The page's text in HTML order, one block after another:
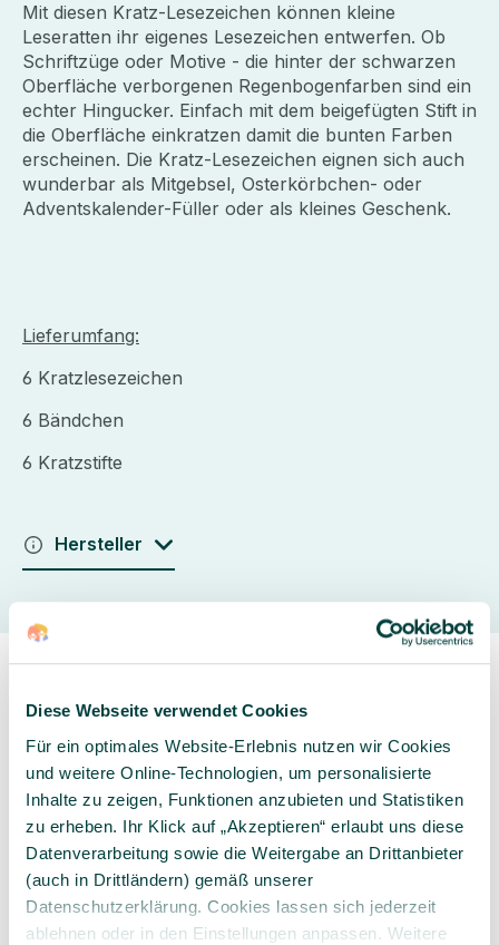
Diese Webseite verwendet Cookies
Für ein optimales Website-Erlebnis nutzen wir Cookies
und weitere Online-Technologien, um personalisierte
Inhalte zu zeigen, Funktionen anzubieten und Statistiken
zu erheben. Ihr Klick auf „Akzeptieren“ erlaubt uns diese
Datenverarbeitung sowie die Weitergabe an Drittanbieter
(auch in Drittländern) gemäß unserer
Datenschutzerklärung. Cookies lassen sich jederzeit
ablehnen oder in den Einstellungen anpassen. Weitere
Mit diesen Kratz-Lesezeichen können kleine
Leseratten ihr eigenes Lesezeichen entwerfen. Ob
Schriftzüge oder Motive - die hinter der schwarzen
Oberfläche verborgenen Regenbogenfarben sind ein
echter Hingucker. Einfach mit dem beigefügten Stift in
die Oberfläche einkratzen damit die bunten Farben
erscheinen. Die Kratz-Lesezeichen eignen sich auch
wunderbar als Mitgebsel, Osterkörbchen- oder
Adventskalender-Füller oder als kleines Geschenk.
Lieferumfang:
6 Kratzlesezeichen
6 Bändchen
6 Kratzstifte
Hersteller
Sorgfältig ausgewähltes
Produktsortiment
Kompetente und
individuelle Beratung